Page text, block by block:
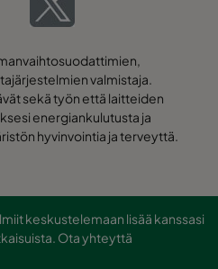
valmistaja.
sekä työn että laitteiden
energiankulutusta ja
hyvinvointia ja terveyttä.
keskustelemaan lisää kanssasi
Ota yhteyttä